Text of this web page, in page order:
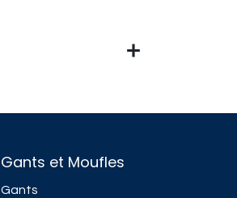
Gants et Moufles
Gants